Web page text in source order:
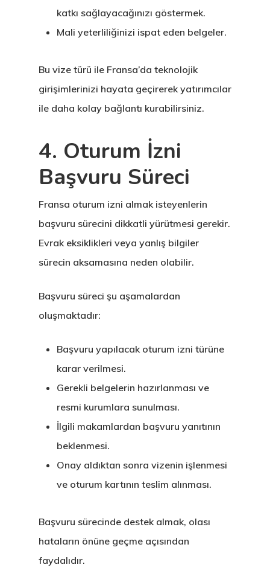
katkı sağlayacağınızı göstermek.
Mali yeterliliğinizi ispat eden belgeler.
Bu vize türü ile Fransa’da teknolojik
girişimlerinizi hayata geçirerek yatırımcılar
ile daha kolay bağlantı kurabilirsiniz.
4. Oturum İzni
Başvuru Süreci
Fransa oturum izni almak isteyenlerin
başvuru sürecini dikkatli yürütmesi gerekir.
Evrak eksiklikleri veya yanlış bilgiler
sürecin aksamasına neden olabilir.
Başvuru süreci şu aşamalardan
oluşmaktadır:
Başvuru yapılacak oturum izni türüne
karar verilmesi.
Gerekli belgelerin hazırlanması ve
resmi kurumlara sunulması.
İlgili makamlardan başvuru yanıtının
beklenmesi.
Onay aldıktan sonra vizenin işlenmesi
ve oturum kartının teslim alınması.
Başvuru sürecinde destek almak, olası
hataların önüne geçme açısından
faydalıdır.
Oturma Ve
Çalışma İzni
Talebi
Estonya
Estonya
Yatırımcı
Programı
Estonya Blog
Kuruluşu
EU Temporary
– Startup Visa
Finladiya